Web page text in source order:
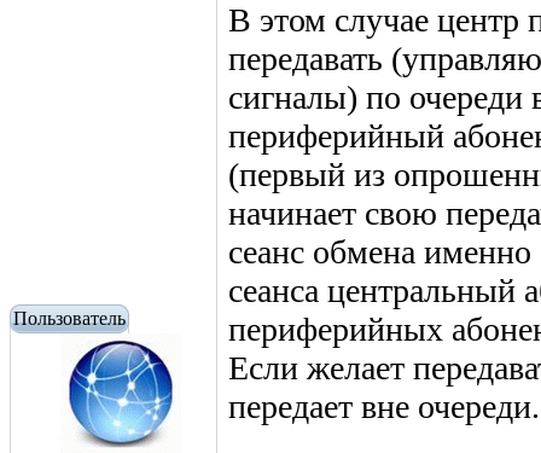
Пользователь
В этом случае центр
передавать
сигналы) по
периферийный
(первый из
начинает свою
сеанс обмена
сеанса центральный
периферийных
Если желает
передает вне очереди.